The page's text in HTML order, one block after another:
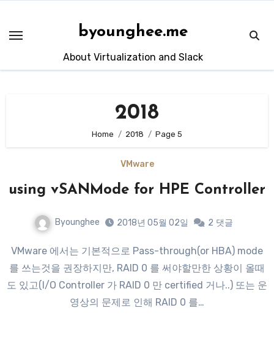
content
byounghee.me
About Virtualization and Slack
2018
Home 2018 Page 5
VMware
using vSANMode for HPE Controller
Byounghee 2018년 05월 02일 2 댓글
VMware 에서는 기본적으로 Pass-through(or HBA) mode
를 쓰는것을 권장하지만, RAID 0 를 써야할만한 상황이 올때
도 있고(I/O Controller 가 RAID 0 만 certified 거나..) 또는 운
영상의 문제로 인해 RAID 0 를…